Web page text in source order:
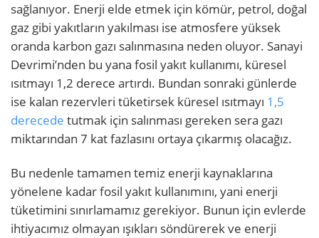
sağlanıyor. Enerji elde etmek için kömür, petrol, doğal
gaz gibi yakıtların yakılması ise atmosfere yüksek
oranda karbon gazı salınmasına neden oluyor. Sanayi
Devrimi’nden bu yana fosil yakıt kullanımı, küresel
ısıtmayı 1,2 derece artırdı. Bundan sonraki günlerde
ise kalan rezervleri tüketirsek küresel ısıtmayı 1,5
derecede tutmak için salınması gereken sera gazı
miktarından 7 kat fazlasını ortaya çıkarmış olacağız.
Bu nedenle tamamen temiz enerji kaynaklarına
yönelene kadar fosil yakıt kullanımını, yani enerji
tüketimini sınırlamamız gerekiyor. Bunun için evlerde
ihtiyacımız olmayan ışıkları söndürerek ve enerji